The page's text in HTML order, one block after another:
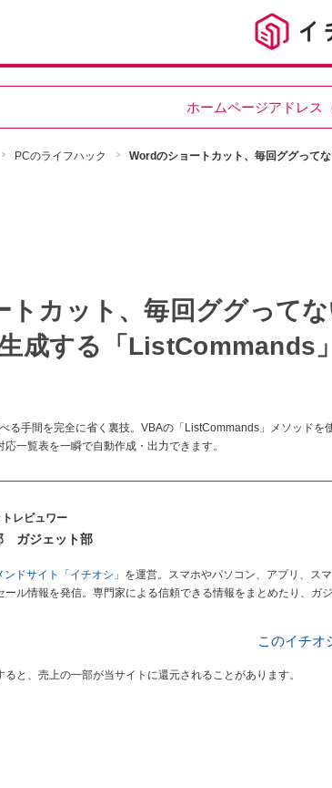
ホームページアドレス
PCのライフハック Wordのショートカット、毎回ググって
トカット、毎回ググって
成する「ListCommands
る手間を完全に省く裏技。VBAの「ListCommands」メソッドを
一覧表を一瞬で自動作成・出力できます。
レビュワー
ガジェット部
ンドサイト「イチオシ」 を運営。スマホやパソコン、アプリ、ス
ール情報を発信。専門家による信頼できる情報をまとめたり、ガ
このイチオ
と、売上の一部が当サイトに還元されることがあります。